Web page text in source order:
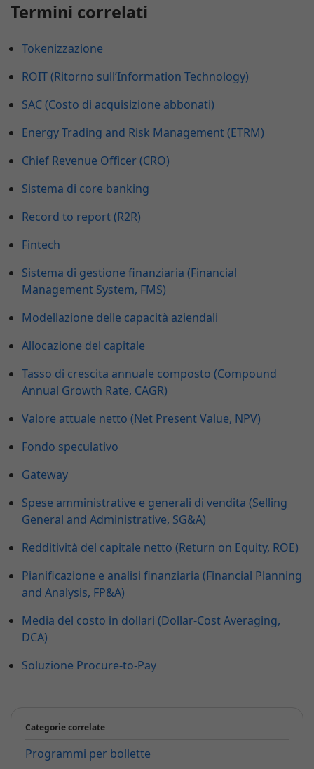
Termini correlati
Tokenizzazione
ROIT (Ritorno sull’Information Technology)
SAC (Costo di acquisizione abbonati)
Energy Trading and Risk Management (ETRM)
Chief Revenue Officer (CRO)
Sistema di core banking
Record to report (R2R)
Fintech
Sistema di gestione finanziaria (Financial
Management System, FMS)
Modellazione delle capacità aziendali
Allocazione del capitale
Tasso di crescita annuale composto (Compound
Annual Growth Rate, CAGR)
Valore attuale netto (Net Present Value, NPV)
Fondo speculativo
Gateway
Spese amministrative e generali di vendita (Selling
General and Administrative, SG&A)
Redditività del capitale netto (Return on Equity, ROE)
Pianificazione e analisi finanziaria (Financial Planning
and Analysis, FP&A)
Media del costo in dollari (Dollar-Cost Averaging,
DCA)
Soluzione Procure-to-Pay
Categorie correlate
Programmi per bollette